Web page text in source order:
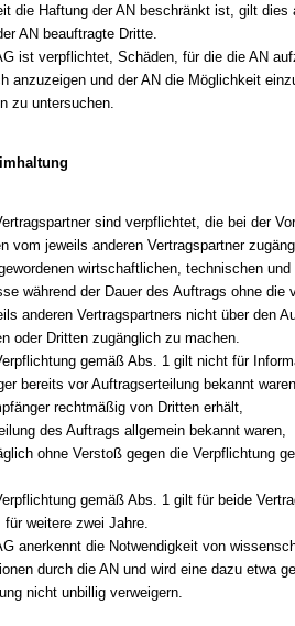
die Haftung der AN beschränkt ist, gilt dies
AN beauftragte Dritte.
ist verpflichtet, Schäden, für die die AN
anzuzeigen und der AN die Möglichkeit
zu untersuchen.
sind verpflichtet, die bei der
vom jeweils anderen Vertragspartner
wirtschaftlichen, technischen
während der Dauer des Auftrags ohne
anderen Vertragspartners nicht über den
oder Dritten zugänglich zu machen.
gemäß Abs. 1 gilt nicht für
bereits vor Auftragserteilung bekannt
rechtmäßig von Dritten erhält,
des Auftrags allgemein bekannt waren,
ohne Verstoß gegen die Verpflichtung
gemäß Abs. 1 gilt für beide
für weitere zwei Jahre.
anerkennt die Notwendigkeit von
durch die AN und wird eine dazu etwa
nicht unbillig verweigern.